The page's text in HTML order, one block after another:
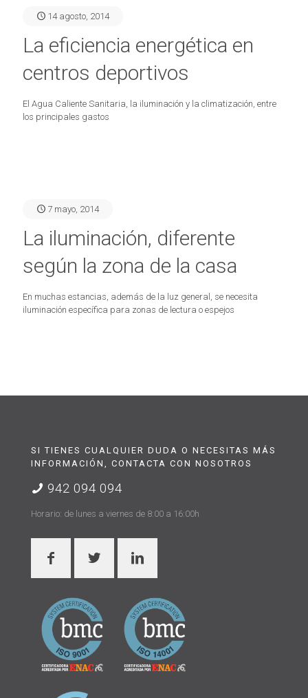
14 agosto, 2014
La eficiencia energética en
centros deportivos
El Agua Caliente Sanitaria, la iluminación y la climatización, entre
los principales gastos
7 mayo, 2014
La iluminación, diferente
según la zona de la casa
En muchas estancias, además de la luz general, se necesita
iluminación específica para zonas de lectura o espejos
SI TIENES CUALQUIER DUDA O NECESITAS MÁS
INFORMACIÓN, CONTACTA CON NOSOTROS
942 094 094
Horario: de lunes a viernes de 8:00 a 16:00h